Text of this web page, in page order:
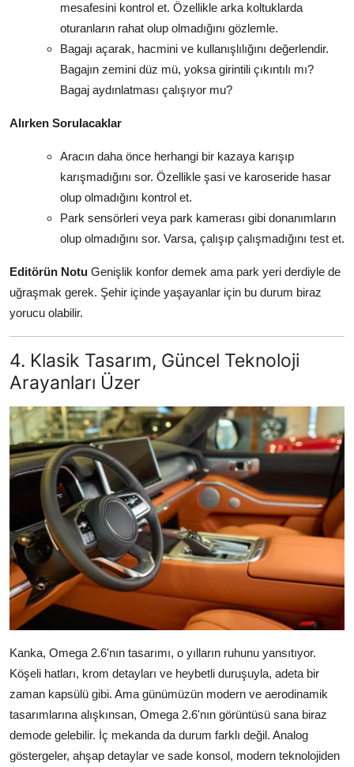
mesafesini kontrol et. Özellikle arka koltuklarda
oturanların rahat olup olmadığını gözlemle.
Bagajı açarak, hacmini ve kullanışlılığını değerlendir.
Bagajın zemini düz mü, yoksa girintili çıkıntılı mı?
Bagaj aydınlatması çalışıyor mu?
Alırken Sorulacaklar
Aracın daha önce herhangi bir kazaya karışıp
karışmadığını sor. Özellikle şasi ve karoseride hasar
olup olmadığını kontrol et.
Park sensörleri veya park kamerası gibi donanımların
olup olmadığını sor. Varsa, çalışıp çalışmadığını test et.
Editörün Notu Genişlik konfor demek ama park yeri derdiyle de
uğraşmak gerek. Şehir içinde yaşayanlar için bu durum biraz
yorucu olabilir.
4. Klasik Tasarım, Güncel Teknoloji
Arayanları Üzer
Kanka, Omega 2.6'nın tasarımı, o yılların ruhunu yansıtıyor.
Köşeli hatları, krom detayları ve heybetli duruşuyla, adeta bir
zaman kapsülü gibi. Ama günümüzün modern ve aerodinamik
tasarımlarına alışkınsan, Omega 2.6'nın görüntüsü sana biraz
demode gelebilir. İç mekanda da durum farklı değil. Analog
göstergeler, ahşap detaylar ve sade konsol, modern teknolojiden